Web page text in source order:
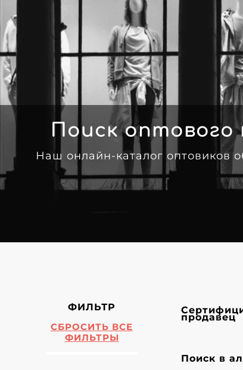
Поиск оптового
Наш онлайн-каталог оптовиков
ФИЛЬТР
СБРОСИТЬ ВСЕ
ФИЛЬТРЫ
продавец
Поиск в